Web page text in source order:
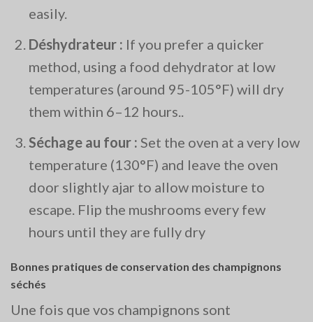
easily.
Déshydrateur : If you prefer a quicker
method, using a food dehydrator at low
temperatures (around 95-105°F) will dry
them within 6–12 hours​..
Séchage au four : Set the oven at a very low
temperature (130°F) and leave the oven
door slightly ajar to allow moisture to
escape. Flip the mushrooms every few
hours until they are fully dry
Bonnes pratiques de conservation des champignons
séchés
Une fois que vos champignons sont